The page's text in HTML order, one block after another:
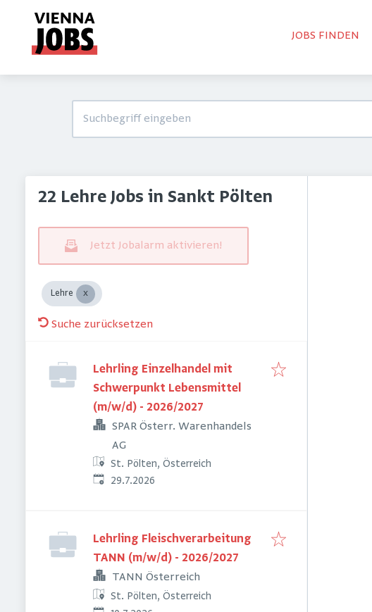
JOBS FINDEN
22 Lehre Jobs in Sankt Pölten
Jetzt Jobalarm aktivieren!
Lehre
Suche zurücksetzen
Lehrling Einzelhandel mit
Schwerpunkt Lebensmittel
(m/w/d) - 2026/2027
SPAR Österr. Warenhandels
AG
St. Pölten, Österreich
Veröffentlicht
29.7.2026
Lehrling Fleischverarbeitung
TANN (m/w/d) - 2026/2027
TANN Österreich
St. Pölten, Österreich